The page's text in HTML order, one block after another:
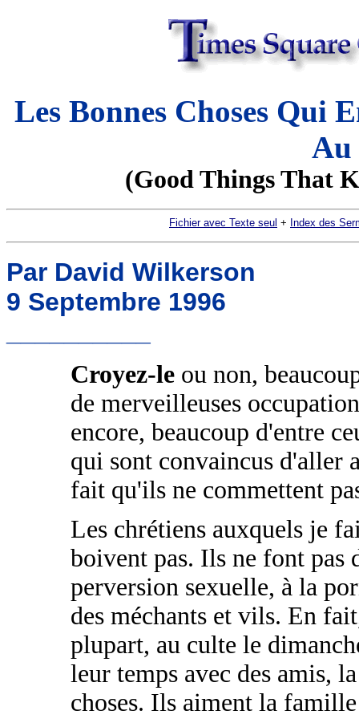
Les Bonnes Choses Qui
Au
(Good Things That
Fichier avec Texte seul + Index des
Par David Wilkerson
9 Septembre 1996
Croyez-le ou non,
de merveilleuses
encore, beaucoup d'entre
qui sont convaincus d'aller
fait qu'ils ne commettent
Les chrétiens auxquels je
boivent pas. Ils ne font pas
perversion sexuelle, à la
des méchants et vils. En
plupart, au culte le
leur temps avec des amis,
choses. Ils aiment la